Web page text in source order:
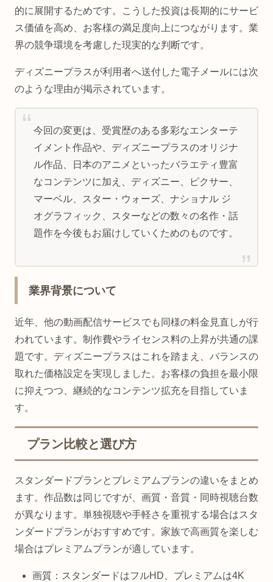
的に展開するためです。こうした投資は長期的にサービ
ス価値を高め、お客様の満足度向上につながります。業
界の競争環境を考慮した現実的な判断です。
ディズニープラスが利用者へ送付した電子メールには次
のような理由が掲示されています。
今回の変更は、受賞歴のある多彩なエンターテ
イメント作品や、ディズニープラスのオリジナ
ル作品、日本のアニメといったバラエティ豊富
なコンテンツに加え、ディズニー、ピクサー、
マーベル、スター・ウォーズ、ナショナル ジ
オグラフィック、スターなどの数々の名作・話
題作を今後もお届けしていくためのものです。
業界背景について
近年、他の動画配信サービスでも同様の料金見直しが行
われています。制作費やライセンス料の上昇が共通の課
題です。ディズニープラスはこれを踏まえ、バランスの
取れた価格設定を実現しました。お客様の負担を最小限
に抑えつつ、継続的なコンテンツ拡充を目指していま
す。
プラン比較と選び方
スタンダードプランとプレミアムプランの違いをまとめ
ます。作品数は同じですが、画質・音質・同時視聴台数
が異なります。単独視聴や手軽さを重視する場合はスタ
ンダードプランがおすすめです。家族で高画質を楽しむ
場合はプレミアムプランが適しています。
画質：スタンダードはフルHD、プレミアムは4K